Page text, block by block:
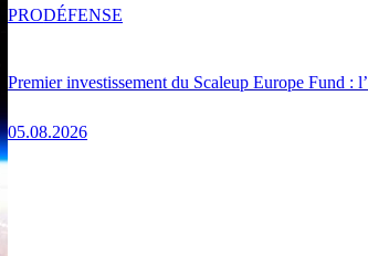
Premier investissement du Scaleup Europe Fund :
05.08.2026
PRODÉFENSE